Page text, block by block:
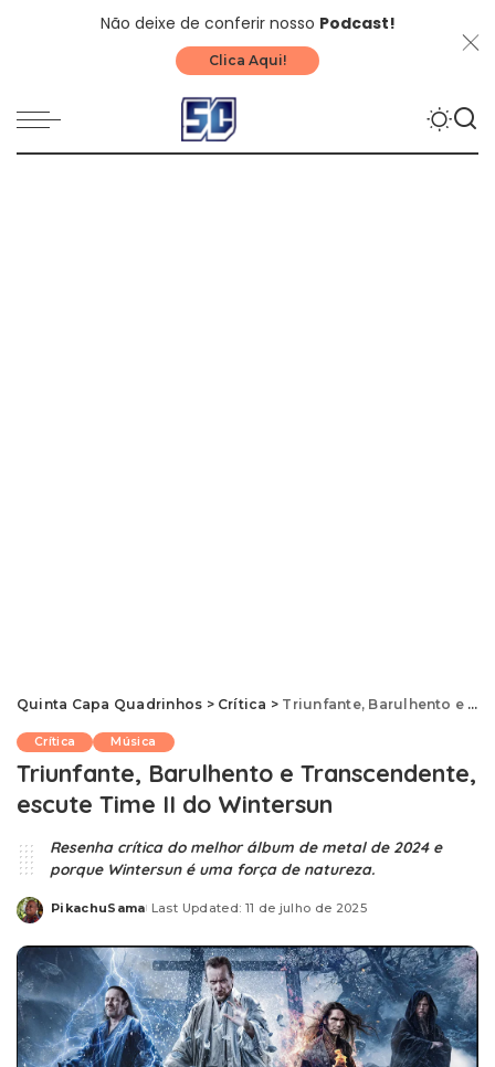
Não deixe de conferir nosso Podcast!
Clica Aqui!
Quinta Capa Quadrinhos > Crítica > Triunfante, Barulhento e Transcendente, escute Time II do Wintersun
Crítica Música
Triunfante, Barulhento e Transcendente,
escute Time II do Wintersun
Resenha crítica do melhor álbum de metal de 2024 e
porque Wintersun é uma força de natureza.
Posted
PikachuSama Last Updated: 11 de julho de 2025